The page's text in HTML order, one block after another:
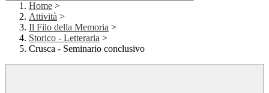
Home >
Attività >
Il Filo della Memoria >
Storico - Letteraria >
Crusca - Seminario conclusivo